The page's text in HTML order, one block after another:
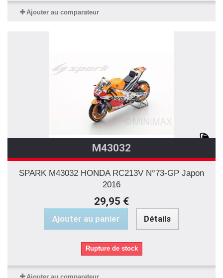
Ajouter au comparateur
M43032
SPARK M43032 HONDA RC213V N°73-GP Japon
2016
29,95 €
Ajouter au panier Détails
Rupture de stock